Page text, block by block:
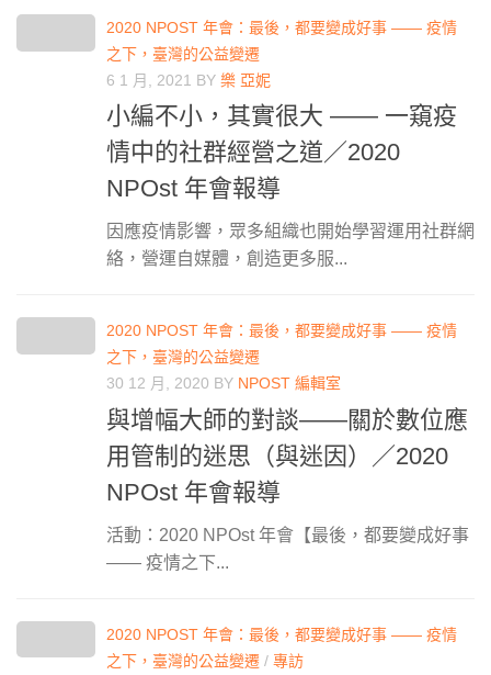
2020 NPOST 年會：最後，都要變成好事 —— 疫情
之下，臺灣的公益變遷
6 1 月, 2021 BY 樂 亞妮
小編不小，其實很大 —— 一窺疫
情中的社群經營之道／2020
NPOst 年會報導
因應疫情影響，眾多組織也開始學習運用社群網
絡，營運自媒體，創造更多服...
2020 NPOST 年會：最後，都要變成好事 —— 疫情
之下，臺灣的公益變遷
30 12 月, 2020 BY NPOST 編輯室
與增幅大師的對談——關於數位應
用管制的迷思（與迷因）／2020
NPOst 年會報導
活動：2020 NPOst 年會【最後，都要變成好事
—— 疫情之下...
2020 NPOST 年會：最後，都要變成好事 —— 疫情
之下，臺灣的公益變遷 / 專訪